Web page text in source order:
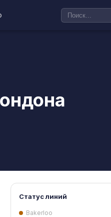
Статус линий
Bakerloo